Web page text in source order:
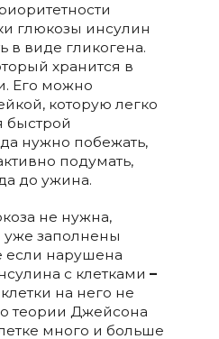
глюкозы инсулин
в виде гликогена.
хранится в
Его можно
которую легко
быстрой
нужно побежать,
подумать,
до ужина.
не нужна,
заполнены
если нарушена
с клетками –
на него не
теории Джейсона
много и больше